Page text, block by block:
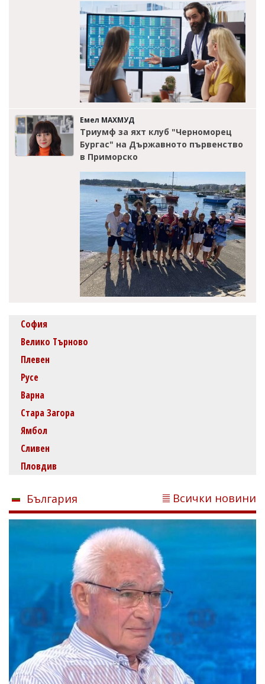
Емел МАХМУД
Триумф за яхт клуб "Черноморец
Бургас" на Държавното първенство
в Приморско
София
Велико Търново
Плевен
Русе
Варна
Стара Загора
Ямбол
Сливен
Пловдив
България Всички новини